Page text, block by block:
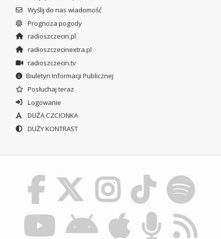
Wyślij do nas wiadomość
Prognoza pogody
radioszczecin.pl
radioszczecinextra.pl
radioszczecin.tv
Biuletyn Informacji Publicznej
Posłuchaj teraz
Logowanie
DUŻA CZCIONKA
DUŻY KONTRAST